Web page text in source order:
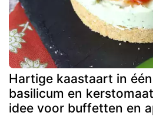
Hartige kaastaart in
basilicum en
idee voor buffetten en